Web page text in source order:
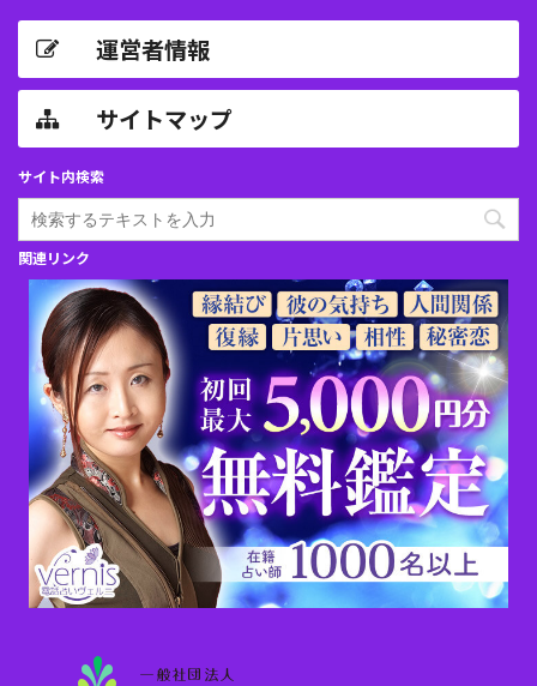
運営者情報
サイトマップ
サイト内検索
関連リンク